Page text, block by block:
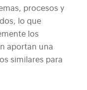
procesos y
lo que
los
aportan una
similares para